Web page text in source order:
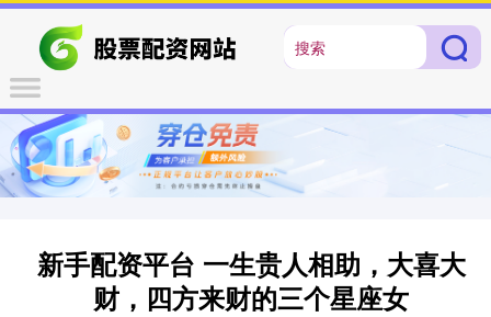
新手配资平台 一生贵人相助，大喜大
财，四方来财的三个星座女